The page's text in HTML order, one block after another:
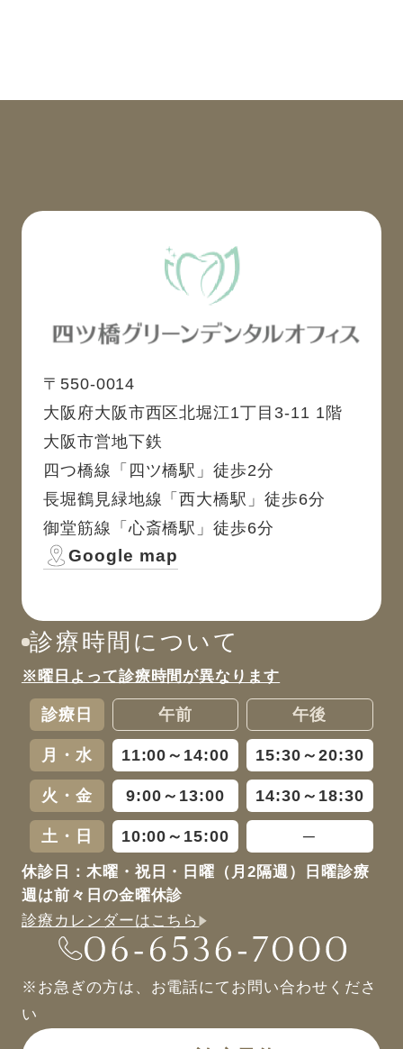
〒550-0014
大阪府大阪市西区北堀江1丁目3-11 1階
大阪市営地下鉄
四つ橋線「四ツ橋駅」徒歩2分
長堀鶴見緑地線「西大橋駅」徒歩6分
御堂筋線「心斎橋駅」徒歩6分
Google map
診療時間について
※曜日よって診療時間が異なります
診療日 午前 午後
月・水 11:00～14:00 15:30～20:30
火・金 9:00～13:00 14:30～18:30
土・日 10:00～15:00 ─
休診日：木曜・祝日・日曜（月2隔週）日曜診療
週は前々日の金曜休診
診療カレンダーはこちら
※お急ぎの方は、お電話にてお問い合わせくださ
い